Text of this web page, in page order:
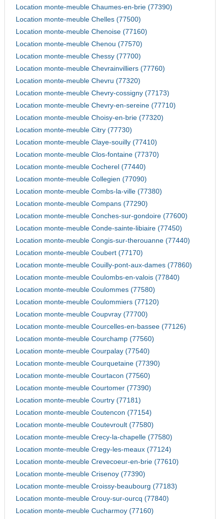
Location monte-meuble Chaumes-en-brie (77390)
Location monte-meuble Chelles (77500)
Location monte-meuble Chenoise (77160)
Location monte-meuble Chenou (77570)
Location monte-meuble Chessy (77700)
Location monte-meuble Chevrainvilliers (77760)
Location monte-meuble Chevru (77320)
Location monte-meuble Chevry-cossigny (77173)
Location monte-meuble Chevry-en-sereine (77710)
Location monte-meuble Choisy-en-brie (77320)
Location monte-meuble Citry (77730)
Location monte-meuble Claye-souilly (77410)
Location monte-meuble Clos-fontaine (77370)
Location monte-meuble Cocherel (77440)
Location monte-meuble Collegien (77090)
Location monte-meuble Combs-la-ville (77380)
Location monte-meuble Compans (77290)
Location monte-meuble Conches-sur-gondoire (77600)
Location monte-meuble Conde-sainte-libiaire (77450)
Location monte-meuble Congis-sur-therouanne (77440)
Location monte-meuble Coubert (77170)
Location monte-meuble Couilly-pont-aux-dames (77860)
Location monte-meuble Coulombs-en-valois (77840)
Location monte-meuble Coulommes (77580)
Location monte-meuble Coulommiers (77120)
Location monte-meuble Coupvray (77700)
Location monte-meuble Courcelles-en-bassee (77126)
Location monte-meuble Courchamp (77560)
Location monte-meuble Courpalay (77540)
Location monte-meuble Courquetaine (77390)
Location monte-meuble Courtacon (77560)
Location monte-meuble Courtomer (77390)
Location monte-meuble Courtry (77181)
Location monte-meuble Coutencon (77154)
Location monte-meuble Coutevroult (77580)
Location monte-meuble Crecy-la-chapelle (77580)
Location monte-meuble Cregy-les-meaux (77124)
Location monte-meuble Crevecoeur-en-brie (77610)
Location monte-meuble Crisenoy (77390)
Location monte-meuble Croissy-beaubourg (77183)
Location monte-meuble Crouy-sur-ourcq (77840)
Location monte-meuble Cucharmoy (77160)